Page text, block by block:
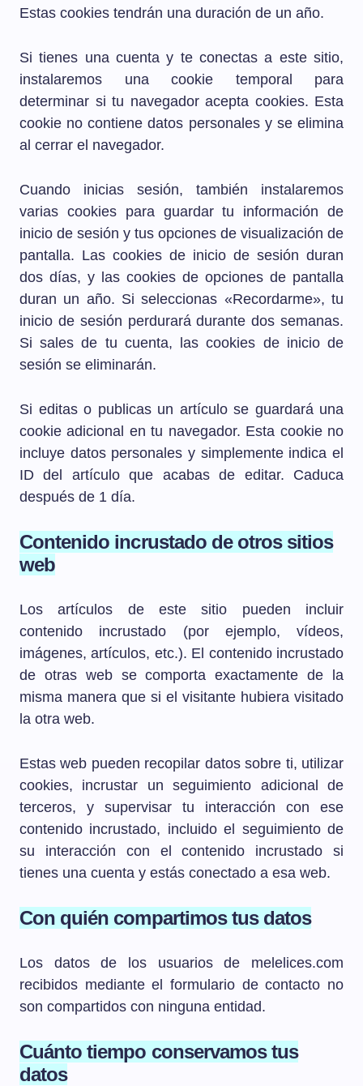
Estas cookies tendrán una duración de un año.
Si tienes una cuenta y te conectas a este sitio,
instalaremos una cookie temporal para
determinar si tu navegador acepta cookies. Esta
cookie no contiene datos personales y se elimina
al cerrar el navegador.
Cuando inicias sesión, también instalaremos
varias cookies para guardar tu información de
inicio de sesión y tus opciones de visualización de
pantalla. Las cookies de inicio de sesión duran
dos días, y las cookies de opciones de pantalla
duran un año. Si seleccionas «Recordarme», tu
inicio de sesión perdurará durante dos semanas.
Si sales de tu cuenta, las cookies de inicio de
sesión se eliminarán.
Si editas o publicas un artículo se guardará una
cookie adicional en tu navegador. Esta cookie no
incluye datos personales y simplemente indica el
ID del artículo que acabas de editar. Caduca
después de 1 día.
Contenido incrustado de otros sitios
web
Los artículos de este sitio pueden incluir
contenido incrustado (por ejemplo, vídeos,
imágenes, artículos, etc.). El contenido incrustado
de otras web se comporta exactamente de la
misma manera que si el visitante hubiera visitado
la otra web.
Estas web pueden recopilar datos sobre ti, utilizar
cookies, incrustar un seguimiento adicional de
terceros, y supervisar tu interacción con ese
contenido incrustado, incluido el seguimiento de
su interacción con el contenido incrustado si
tienes una cuenta y estás conectado a esa web.
Con quién compartimos tus datos
Los datos de los usuarios de melelices.com
recibidos mediante el formulario de contacto no
son compartidos con ninguna entidad.
Cuánto tiempo conservamos tus
datos